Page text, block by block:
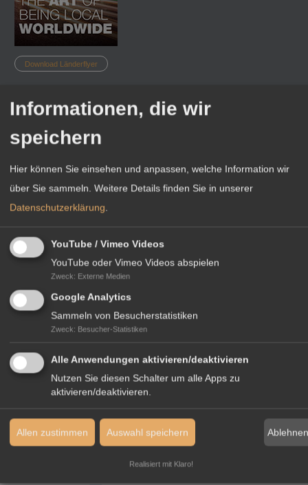
Experte kann auch dabei helfen, mögliche Steuervorteile zu
nutzen.
InterGest Spain besitzt das Know-how, um die Einhaltung der
erhalten. Wenn Sie für Ihr Unternehmen oder Ihre Zweigstelle in
Spanien eine Buchführung benötigen, die den gesetzlichen
richtige Wahl
Download Länderflyer
Informationen, die wir
speichern
Hier können Sie einsehen und anpassen, welche Information wir
über Sie sammeln. Weitere Details finden Sie in unserer
Datenschutzerklärung
YouTube / Vimeo Videos
YouTube oder Vimeo Videos abspielen
Zweck: Externe Medien
Google Analytics
Sammeln von Besucherstatistiken
Zweck: Besucher-Statistiken
Alle Anwendungen aktivieren/deaktivieren
Nutzen Sie diesen Schalter um alle Apps zu
aktivieren/deaktivieren.
Allen zustimmen Auswahl speichern
Realisiert mit Klaro!